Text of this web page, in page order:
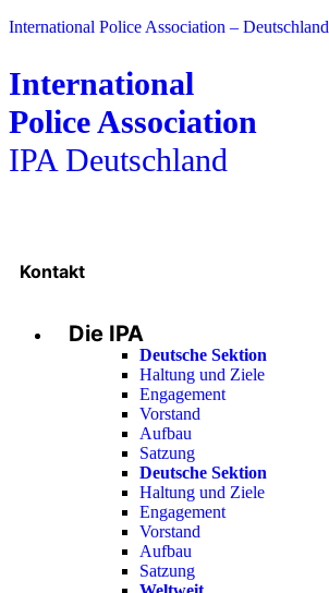
International Police Association – Deutschland
International
Police Association
IPA Deutschland
Kontakt
Die IPA
Deutsche Sektion
Haltung und Ziele
Engagement
Vorstand
Aufbau
Satzung
Deutsche Sektion
Haltung und Ziele
Engagement
Vorstand
Aufbau
Satzung